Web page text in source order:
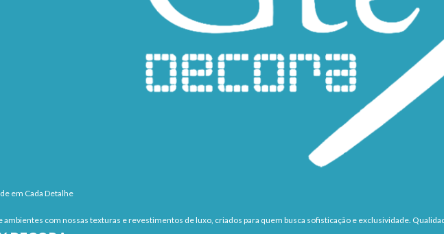
em Cada Detalhe
ambientes com nossas texturas e revestimentos de luxo, criados para quem busca sofisticação e exclusividade.